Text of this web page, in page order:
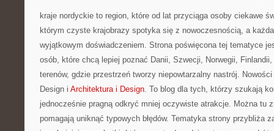
kraje nordyckie to region, które od lat przyciąga osoby ciekawe
którym czyste krajobrazy spotyka się z nowoczesnością, a
wyjątkowym doświadczeniem. Strona poświęcona tej tematyce
osób, które chcą lepiej poznać Danii, Szwecji, Norwegii, Finlandii,
terenów, gdzie przestrzeń tworzy niepowtarzalny nastrój.
Design i Architektura i Design. To blog dla tych, którzy szukają
jednocześnie pragną odkryć mniej oczywiste atrakcje. Można tu
pomagają uniknąć typowych błędów. Tematyka strony przybliża